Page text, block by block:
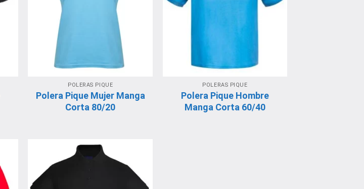
POLERAS PIQUE
Polera Pique Mujer Manga
Corta 80/20
POLERAS PIQUE
Polera Pique Hombre
Manga Corta 60/40